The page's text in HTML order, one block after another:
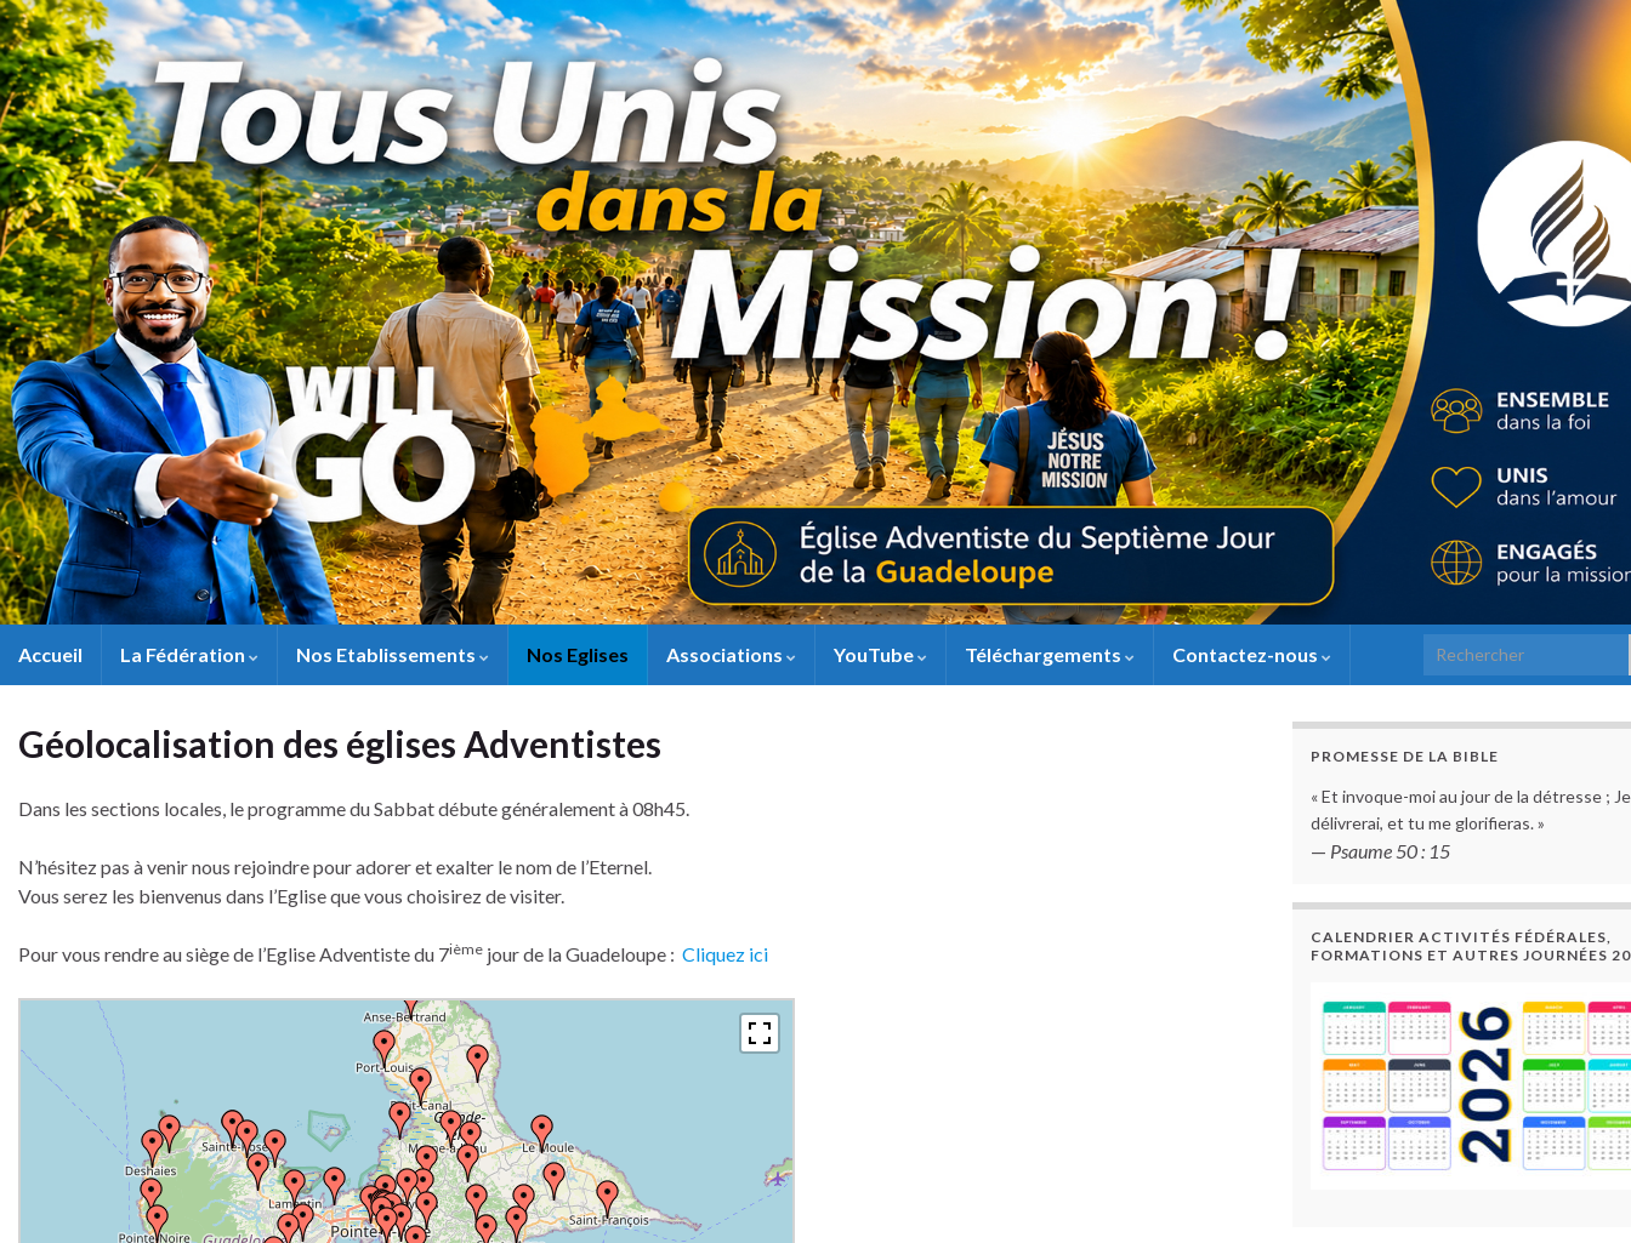
Accueil La Fédération Nos Etablissements Nos Eglises Associations YouTube Téléchargements Contactez-nous Search for:
Géolocalisation des églises Adventistes
Dans les sections locales, le programme du Sabbat débute généralement à 08h45.
N’hésitez pas à venir nous rejoindre pour adorer et exalter le nom de l’Eternel.
Vous serez les bienvenus dans l’Eglise que vous choisirez de visiter.
Pour vous rendre au siège de l’Eglise Adventiste du 7ième jour de la Guadeloupe : Cliquez ici
PROMESSE DE LA BIBLE
« Et invoque-moi au jour de la détresse ;
délivrerai, et tu me glorifieras. »
— Psaume 50 : 15
CALENDRIER ACTIVITÉS FÉDÉRALES,
FORMATIONS ET AUTRES JOURNÉES